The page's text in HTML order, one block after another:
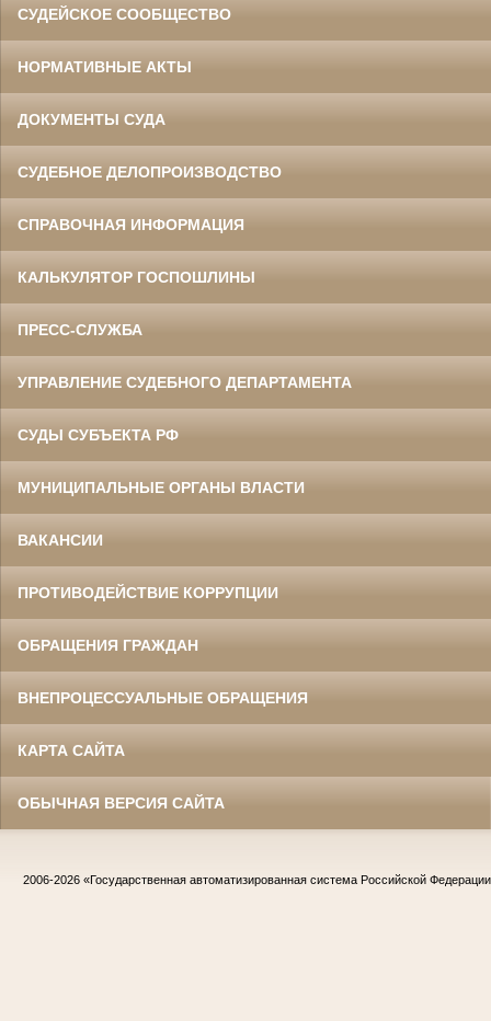
СУДЕЙСКОЕ СООБЩЕСТВО
НОРМАТИВНЫЕ АКТЫ
ДОКУМЕНТЫ СУДА
СУДЕБНОЕ ДЕЛОПРОИЗВОДСТВО
СПРАВОЧНАЯ ИНФОРМАЦИЯ
КАЛЬКУЛЯТОР ГОСПОШЛИНЫ
ПРЕСС-СЛУЖБА
УПРАВЛЕНИЕ СУДЕБНОГО ДЕПАРТАМЕНТА
СУДЫ СУБЪЕКТА РФ
МУНИЦИПАЛЬНЫЕ ОРГАНЫ ВЛАСТИ
ВАКАНСИИ
ПРОТИВОДЕЙСТВИЕ КОРРУПЦИИ
ОБРАЩЕНИЯ ГРАЖДАН
ВНЕПРОЦЕССУАЛЬНЫЕ ОБРАЩЕНИЯ
КАРТА САЙТА
ОБЫЧНАЯ ВЕРСИЯ САЙТА
2006-2026 «Государственная автоматизированная система Российской